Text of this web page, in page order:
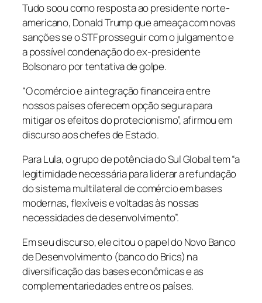
Tudo soou como resposta ao presidente norte-
americano, Donald Trump que ameaça com novas
sanções se o STF prosseguir com o julgamento e
a possível condenação do ex-presidente
Bolsonaro por tentativa de golpe.
“O comércio e a integração financeira entre
nossos países oferecem opção segura para
mitigar os efeitos do protecionismo”, afirmou em
discurso aos chefes de Estado.
Para Lula, o grupo de potência do Sul Global tem “a
legitimidade necessária para liderar a refundação
do sistema multilateral de comércio em bases
modernas, flexíveis e voltadas às nossas
necessidades de desenvolvimento”.
Em seu discurso, ele citou o papel do Novo Banco
de Desenvolvimento (banco do Brics) na
diversificação das bases econômicas e as
complementariedades entre os países.